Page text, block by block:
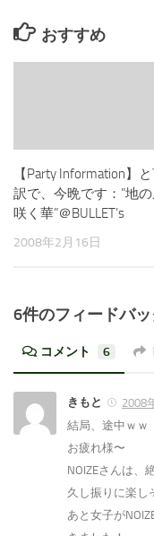
おすすめ
【Party Information】
訳で、今晩です：”地
咲く華”＠BULLET’s
2008年2月16日
6件のフィードバッ
コメント 6
きもと
2008
結局、途中ｗｗ
お疲れ様〜
NOIZEさんは、
久し振りに楽し
あと女子が